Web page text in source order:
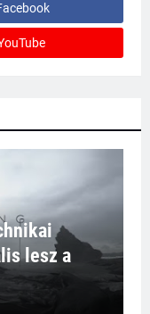
lesz a